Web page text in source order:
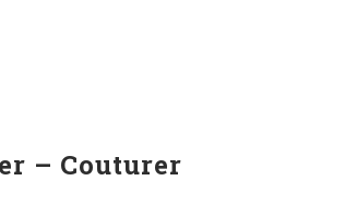
– Couturer